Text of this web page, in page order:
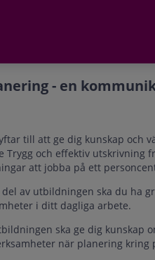
- en
till att ge dig kunskap och
och effektiv utskrivning
att jobba på ett
av utbildningen ska du ha
i ditt dagliga arbete.
ska ge dig kunskap
när planering